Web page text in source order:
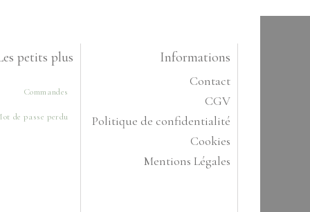
petits plus
Commandes
de passe perdu
Informations
Contact
CGV
Politique de confidentialité
Cookies
Mentions Légales